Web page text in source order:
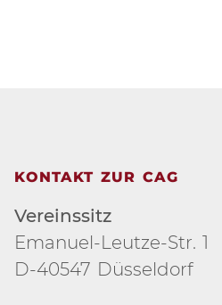
KONTAKT ZUR CAG
Vereinssitz
Emanuel-Leutze-Str. 1
D-40547 Düsseldorf